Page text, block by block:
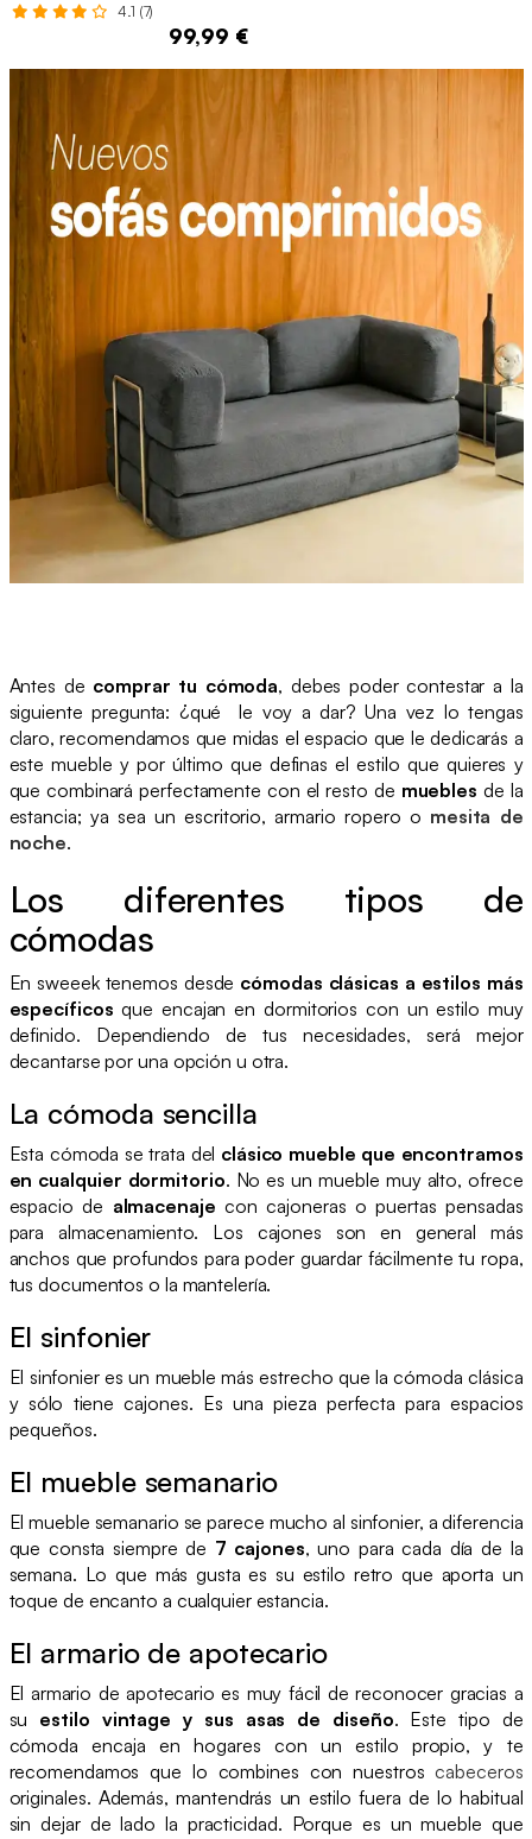
4.1 (7)
99,99 €
Antes de comprar tu cómoda, debes poder contestar a la
siguiente pregunta: ¿qué le voy a dar? Una vez lo tengas
claro, recomendamos que midas el espacio que le dedicarás a
este mueble y por último que definas el estilo que quieres y
que combinará perfectamente con el resto de muebles de la
estancia; ya sea un escritorio, armario ropero o mesita de
noche.
Los diferentes tipos de
cómodas
En sweeek tenemos desde cómodas clásicas a estilos más
específicos que encajan en dormitorios con un estilo muy
definido. Dependiendo de tus necesidades, será mejor
decantarse por una opción u otra.
La cómoda sencilla
Esta cómoda se trata del clásico mueble que encontramos
en cualquier dormitorio. No es un mueble muy alto, ofrece
espacio de almacenaje con cajoneras o puertas pensadas
para almacenamiento. Los cajones son en general más
anchos que profundos para poder guardar fácilmente tu ropa,
tus documentos o la mantelería.
El sinfonier
El sinfonier es un mueble más estrecho que la cómoda clásica
y sólo tiene cajones. Es una pieza perfecta para espacios
pequeños.
El mueble semanario
El mueble semanario se parece mucho al sinfonier, a diferencia
que consta siempre de 7 cajones, uno para cada día de la
semana. Lo que más gusta es su estilo retro que aporta un
toque de encanto a cualquier estancia.
El armario de apotecario
El armario de apotecario es muy fácil de reconocer gracias a
su estilo vintage y sus asas de diseño. Este tipo de
cómoda encaja en hogares con un estilo propio, y te
recomendamos que lo combines con nuestroscabeceros
originales. Además, mantendrás un estilo fuera de lo habitual
sin dejar de lado la practicidad. Porque es un mueble que